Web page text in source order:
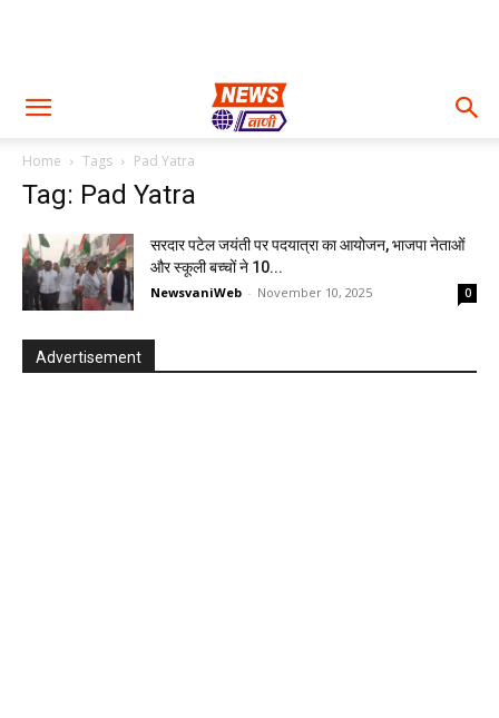
Home Tags Pad Yatra
Tag: Pad Yatra
सरदार पटेल जयंती पर पदयात्रा का आयोजन, भाजपा नेताओं
और स्कूली बच्चों ने 10...
NewsvaniWeb - November 10, 2025 0
Advertisement